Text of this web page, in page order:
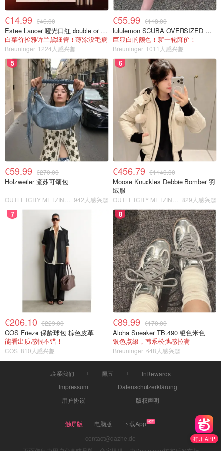
打开 APP
€14.99 €46.00
Estee Lauder 哑光口红 double or nothing色号
白菜价捡雅诗兰黛细管！薄涂没毛病
Breuninger 1224人感兴趣
€55.99 €118.00
lululemon SCUBA OVERSIZED 半拉链卫衣 紫红色
巨显白的颜色！新一轮降价！
Breuninger 1011人感兴趣
5
€59.99 €270.00
Holzweiler 流苏可颂包
942人感兴趣
6
€456.79 €1140.00
Moose Knuckles Debbie Bomber 羽
绒服
829人感兴趣
7
€206.10 €229.00
COS Frieze 保龄球包 棕色皮革
能看出质感很不错！
COS 810人感兴趣
8
€89.99 €170.00
Aloha Sneaker TB.490 银色米色
银色点缀，韩系松弛感拉满
Breuninger 648人感兴趣
联系我们 黑五
InRewards
Impressum
Datenschutzerklärung
用户协议
版权声明
触屏版 电脑版
下载App
contact@dazhe.de